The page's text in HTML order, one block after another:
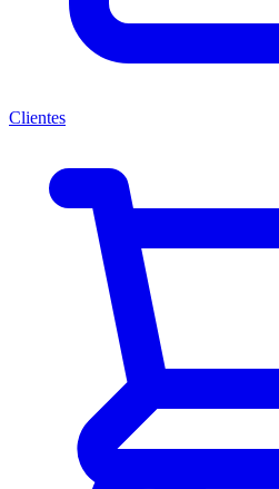
Clientes